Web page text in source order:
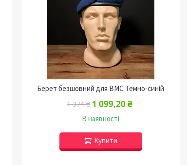
Берет безшовний для ВМС Темно-синій
1 374 ₴ 1 099,20 ₴
В наявності
Купити